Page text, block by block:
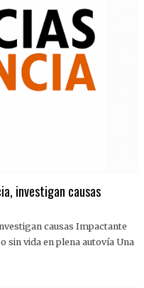
investigan causas
causas Impactante
sin vida en plena autovía Una